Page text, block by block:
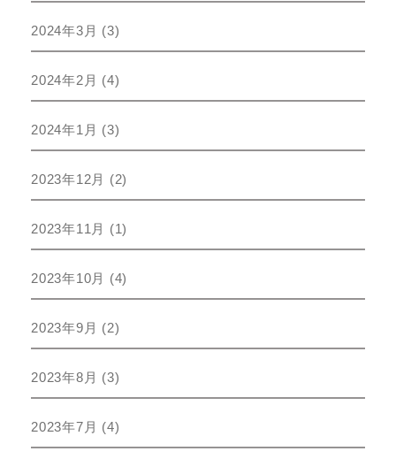
2024年3月 (3)
2024年2月 (4)
2024年1月 (3)
2023年12月 (2)
2023年11月 (1)
2023年10月 (4)
2023年9月 (2)
2023年8月 (3)
2023年7月 (4)